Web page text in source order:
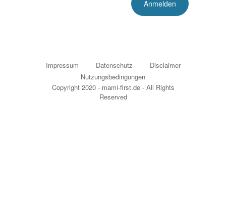
Impressum Datenschutz
Disclaimer
Nutzungsbedingungen
Copyright 2020 - mami-first.de - All Rights
Reserved